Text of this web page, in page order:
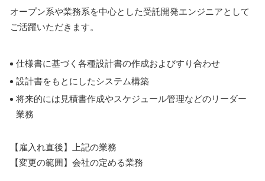
オープン系や業務系を中心とした受託開発エンジニアとして
ご活躍いただきます。
仕様書に基づく各種設計書の作成およびすり合わせ
設計書をもとにしたシステム構築
将来的には見積書作成やスケジュール管理などのリーダー
業務
【雇入れ直後】上記の業務
【変更の範囲】会社の定める業務